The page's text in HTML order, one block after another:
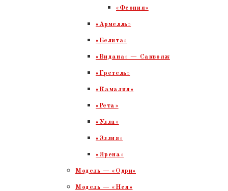
«Феония»
«Армелль»
«Белита»
«Видана» — Саквояж
«Гретель»
«Камалия»
«Рета»
«Улла»
«Эллия»
«Ярена»
Модель — «Одри»
Модель — «Нея»